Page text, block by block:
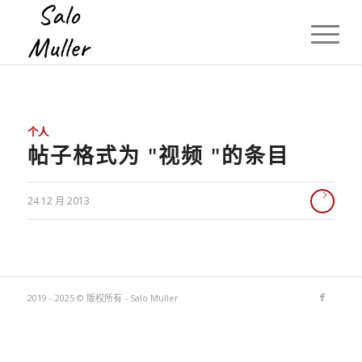
个人
帖子格式为 "视频 "的条目
24 12 月 2013
2019 - 2025 © 版权所有 - Salo Muller